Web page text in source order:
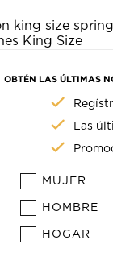
king size
King Size
OBTÉN LAS ÚLTIMAS
Las
MUJER
HOMBRE
HOGAR